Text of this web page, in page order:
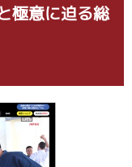
極意に迫る総